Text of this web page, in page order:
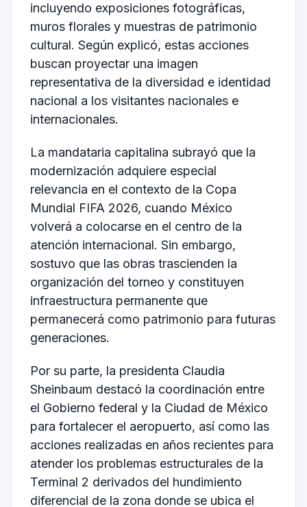
incluyendo exposiciones fotográficas,
muros florales y muestras de patrimonio
cultural. Según explicó, estas acciones
buscan proyectar una imagen
representativa de la diversidad e identidad
nacional a los visitantes nacionales e
internacionales.
La mandataria capitalina subrayó que la
modernización adquiere especial
relevancia en el contexto de la Copa
Mundial FIFA 2026, cuando México
volverá a colocarse en el centro de la
atención internacional. Sin embargo,
sostuvo que las obras trascienden la
organización del torneo y constituyen
infraestructura permanente que
permanecerá como patrimonio para futuras
generaciones.
Por su parte, la presidenta Claudia
Sheinbaum destacó la coordinación entre
el Gobierno federal y la Ciudad de México
para fortalecer el aeropuerto, así como las
acciones realizadas en años recientes para
atender los problemas estructurales de la
Terminal 2 derivados del hundimiento
diferencial de la zona donde se ubica el